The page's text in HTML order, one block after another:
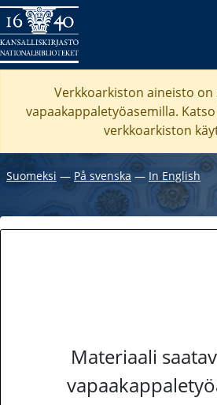
Verkkoarkiston aineisto on
vapaakappaletyöasemilla. Katso
verkkoarkiston
Suomeksi ― På svenska― In English
Materiaali